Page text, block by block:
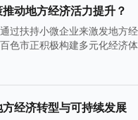
动地方经济活力提升？
过扶持小微企业来激发地方
色市正积极构建多元化经济
经济转型与可持续发展